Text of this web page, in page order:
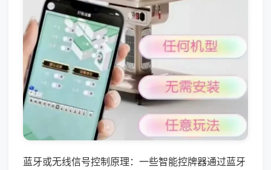
蓝牙或无线信号控制原理：一些智能控牌器通过蓝牙